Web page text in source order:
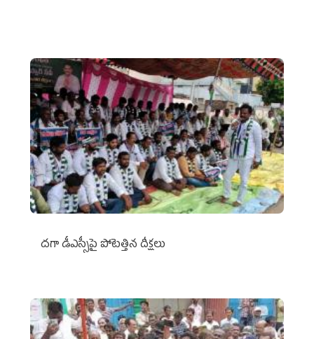
దగా డీఎస్సీపై పోటెత్తిన దీక్షలు